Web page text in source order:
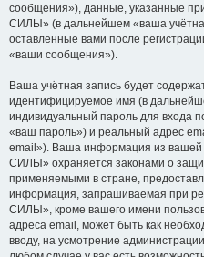
сообщения»), данные, указанные
СИЛЫ» (в дальнейшем «ваша
оставленные вами после
«ваши сообщения»).
Ваша учётная запись будет
идентифицируемое имя (в
индивидуальный пароль для входа
«ваш пароль») и реальный адрес
email»). Ваша информация из вашей
СИЛЫ» охраняется законами о
применяемыми в стране,
информация, запрашиваемая при
СИЛЫ», кроме вашего имени
адреса email, может быть как
вводу, на усмотрение